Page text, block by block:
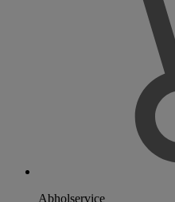
Abholservice